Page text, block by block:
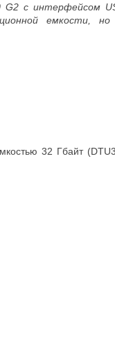
G2 с интерфейсом
емкости,
32 Гбайт